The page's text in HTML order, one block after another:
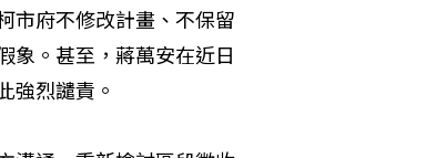
市府不修改計畫、不保留
象。甚至，蔣萬安在近日
強烈譴責。